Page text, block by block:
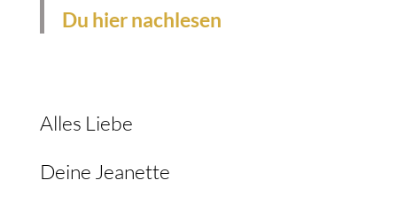
Du hier nachlesen
Alles Liebe
Deine Jeanette